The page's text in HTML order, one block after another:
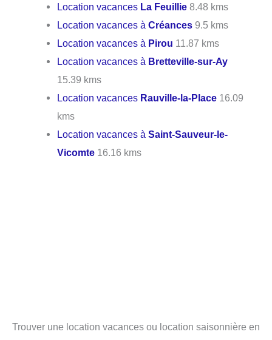
Location vacances La Feuillie 8.48 kms
Location vacances àCréances 9.5 kms
Location vacances à Pirou 11.87 kms
Location vacances à Bretteville-sur-Ay
15.39 kms
Location vacances Rauville-la-Place 16.09
kms
Location vacances àSaint-Sauveur-le-
Vicomte 16.16 kms
Trouver une location vacances ou location saisonnière en